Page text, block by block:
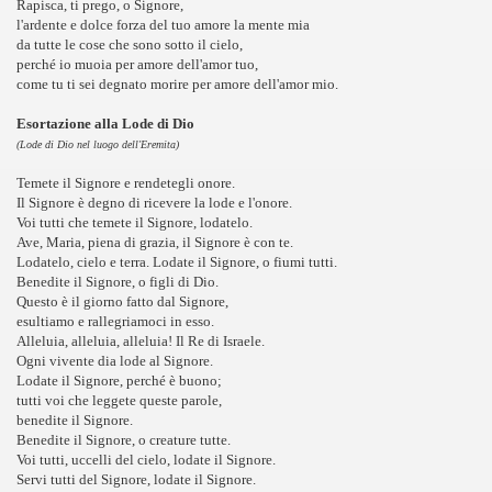
Rapisca, ti prego, o Signore,
l'ardente e dolce forza del tuo amore la mente mia
da tutte le cose che sono sotto il cielo,
perché io muoia per amore dell'amor tuo,
come tu ti sei degnato morire per amore dell'amor mio.
Esortazione alla Lode di Dio
(Lode di Dio nel luogo dell'Eremita)
Temete il Signore e rendetegli onore.
Il Signore è degno di ricevere la lode e l'onore.
Voi tutti che temete il Signore, lodatelo.
Ave, Maria, piena di grazia, il Signore è con te.
Lodatelo, cielo e terra. Lodate il Signore, o fiumi tutti.
Benedite il Signore, o figli di Dio.
Questo è il giorno fatto dal Signore,
esultiamo e rallegriamoci in esso.
Alleluia, alleluia, alleluia! Il Re di Israele.
Ogni vivente dia lode al Signore.
Lodate il Signore, perché è buono;
tutti voi che leggete queste parole,
benedite il Signore.
Benedite il Signore, o creature tutte.
Voi tutti, uccelli del cielo, lodate il Signore.
Servi tutti del Signore, lodate il Signore.